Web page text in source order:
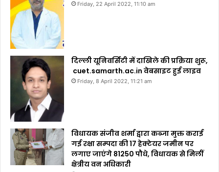
Friday, 22 April 2022, 11:10 am
दिल्ली यूनिवर्सिटी में दाखिले की प्रक्रिया शुरू,
cuet.samarth.ac.in वेबसाइट हुई लाइव
Friday, 8 April 2022, 11:21 am
विधायक संजीव शर्मा द्वारा कब्जा मुक्त कराई
गई रक्षा सम्पदा की 17 हेक्टेयर जमीन पर
लगाए जाएंगे 81250 पौधे, विधायक से मिलीं
क्षेत्रीय वन अधिकारी